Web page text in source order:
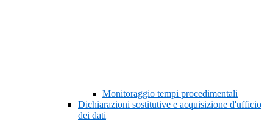
Monitoraggio tempi procedimentali
Dichiarazioni sostitutive e acquisizione d'ufficio
dei dati